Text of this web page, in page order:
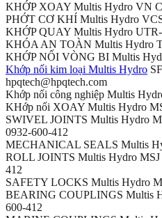
KHỚP XOAY Multis Hydro VN
PHỚT CƠ KHÍ Multis Hydro
KHỚP QUAY Multis Hydro
KHÓA AN TOÀN Multis Hydro
KHỚP NỐI VÒNG BI Multis
Khớp nối kim loại Multis Hydro
hpqtech@hpqtech.com
Khớp nối công nghiệp Multis
KHớp nối XOAY Multis Hydro
SWIVEL JOINTS Multis Hydro
0932-600-412
MECHANICAL SEALS Multis
ROLL JOINTS Multis Hydro MSJ
412
SAFETY LOCKS Multis Hydro
BEARING COUPLINGS Multis
600-412